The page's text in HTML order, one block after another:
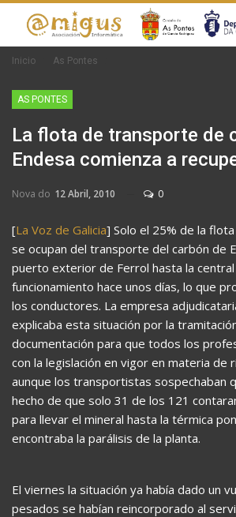
Inicio As Pontes
AS PONTES
La flota de transporte de
Endesa comienza a
Nova do 12 Abril, 2010 0
[La Voz de Galicia] Solo el 25% de la
se ocupan del transporte del carbón de
puerto exterior de Ferrol hasta la
funcionamiento hace unos días, lo que
los conductores. La empresa
explicaba esta situación por la
documentación para que todos los
con la legislación en vigor en materia de
aunque los transportistas sospechaban
hecho de que solo 31 de los 121
para llevar el mineral hasta la térmica
encontraba la parálisis de la planta.
El viernes la situación ya había dado un
pesados se habían reincorporado al